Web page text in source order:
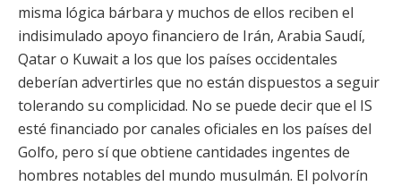
misma lógica bárbara y muchos de ellos reciben el
indisimulado apoyo financiero de Irán, Arabia Saudí,
Qatar o Kuwait a los que los países occidentales
deberían advertirles que no están dispuestos a seguir
tolerando su complicidad. No se puede decir que el IS
esté financiado por canales oficiales en los países del
Golfo, pero sí que obtiene cantidades ingentes de
hombres notables del mundo musulmán. El polvorín